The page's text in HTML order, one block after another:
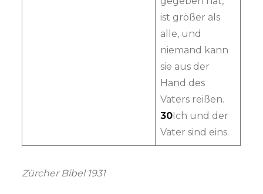
ist größer als
alle, und
niemand kann
sie aus der
Hand des
Vaters reißen.
30Ich und der
Vater sind eins.
Zürcher Bibel 1931